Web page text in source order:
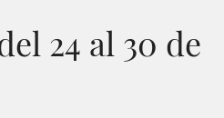
24 al 30 de